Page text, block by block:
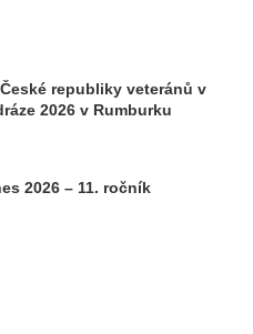
republiky veteránů v
2026 v Rumburku
2026 – 11. ročník